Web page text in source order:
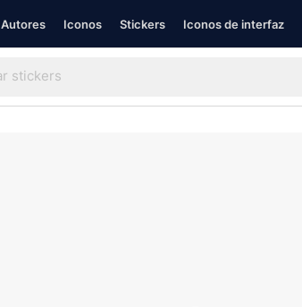
Autores Iconos Stickers Iconos de interfaz